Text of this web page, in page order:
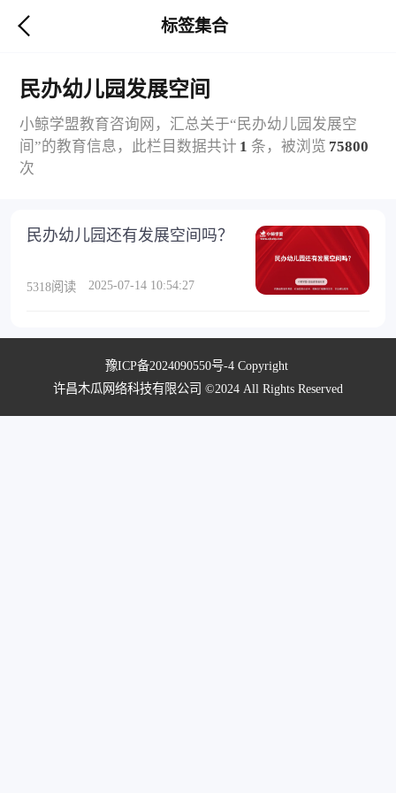
标签集合
民办幼儿园发展空间
小鲸学盟教育咨询网，汇总关于“民办幼儿园发展空
间”的教育信息，此栏目数据共计 1 条，被浏览 75800
次
民办幼儿园还有发展空间吗？
5318阅读 2025-07-14 10:54:27
豫ICP备2024090550号-4Copyright
许昌木瓜网络科技有限公司 ©2024 All Rights Reserved